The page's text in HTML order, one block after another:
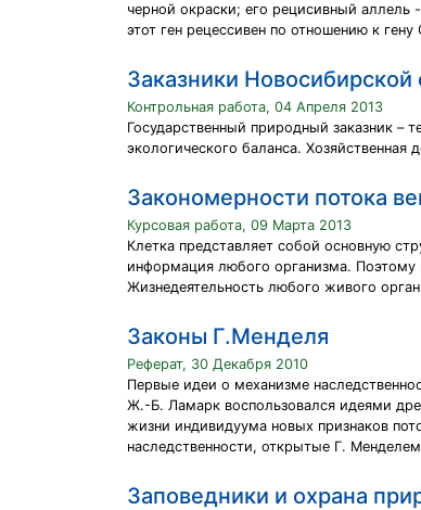
черной окраски; его рецисивный
этот ген рецессивен по отношению к
Заказники Новосибирской
Контрольная работа, 04 Апреля 2013
Государственный природный заказник –
экологического баланса.
Закономерности потока
Курсовая работа, 09 Марта 2013
Клетка представляет собой основную
информация любого организма. Поэтому
Жизнедеятельность любого живого
Законы Г.Менделя
Реферат, 30 Декабря 2010
Первые идеи о механизме
Ж.-Б. Ламарк воспользовался идеями
жизни индивидуума новых признаков
наследственности, открытые Г.
Заповедники и охрана